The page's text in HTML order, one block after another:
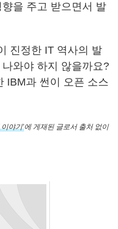
을 주고 받으면서 발
진정한 IT 역사의 발
와야 하지 않을까요?
IBM과 썬이 오픈 소스
야기’에 게재된 글로서 출처 없이